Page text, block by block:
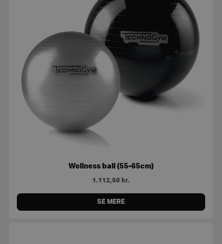
Wellness ball (55-65cm)
1.112,50 kr.
SE MERE